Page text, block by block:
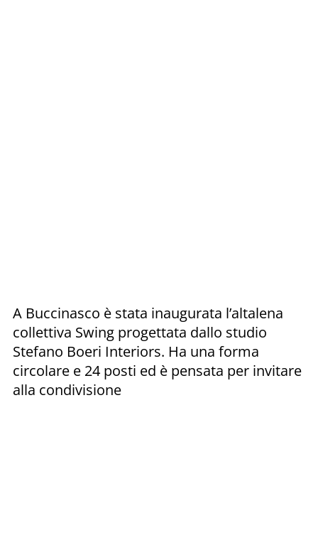
A Buccinasco è stata inaugurata l’altalena
collettiva Swing progettata dallo studio
Stefano Boeri Interiors. Ha una forma
circolare e 24 posti ed è pensata per invitare
alla condivisione